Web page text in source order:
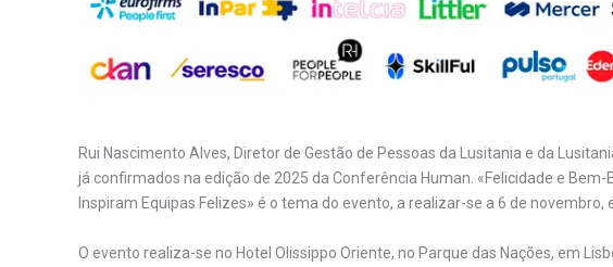
Rui Nascimento Alves, Diretor de Gestão de Pessoas da Lusitania e da
já confirmados na edição de 2025 da Conferência Human. «Felicidade e Bem-
Inspiram Equipas Felizes» é o tema do evento, a realizar-se a 6 de novembro,
O evento realiza-se no Hotel Olissippo Oriente, no Parque das Nações, em